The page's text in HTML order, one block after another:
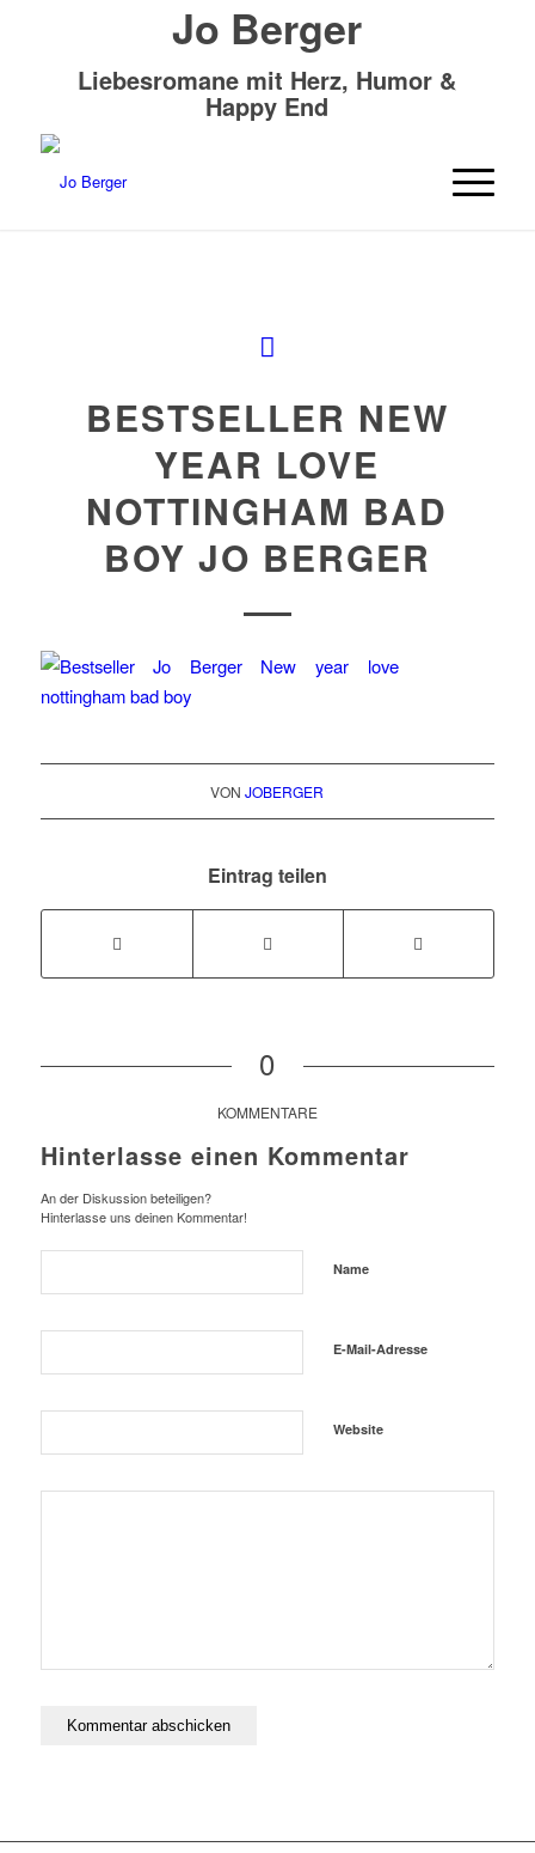
Jo Berger
Liebesromane mit Herz, Humor &
Happy End
BESTSELLER NEW
YEAR LOVE
NOTTINGHAM BAD
BOY JO BERGER
VONJOBERGER
Eintrag teilen
0
KOMMENTARE
Hinterlasse einen Kommentar
An der Diskussion beteiligen?
Hinterlasse uns deinen Kommentar!
Name
E-Mail-Adresse
Website